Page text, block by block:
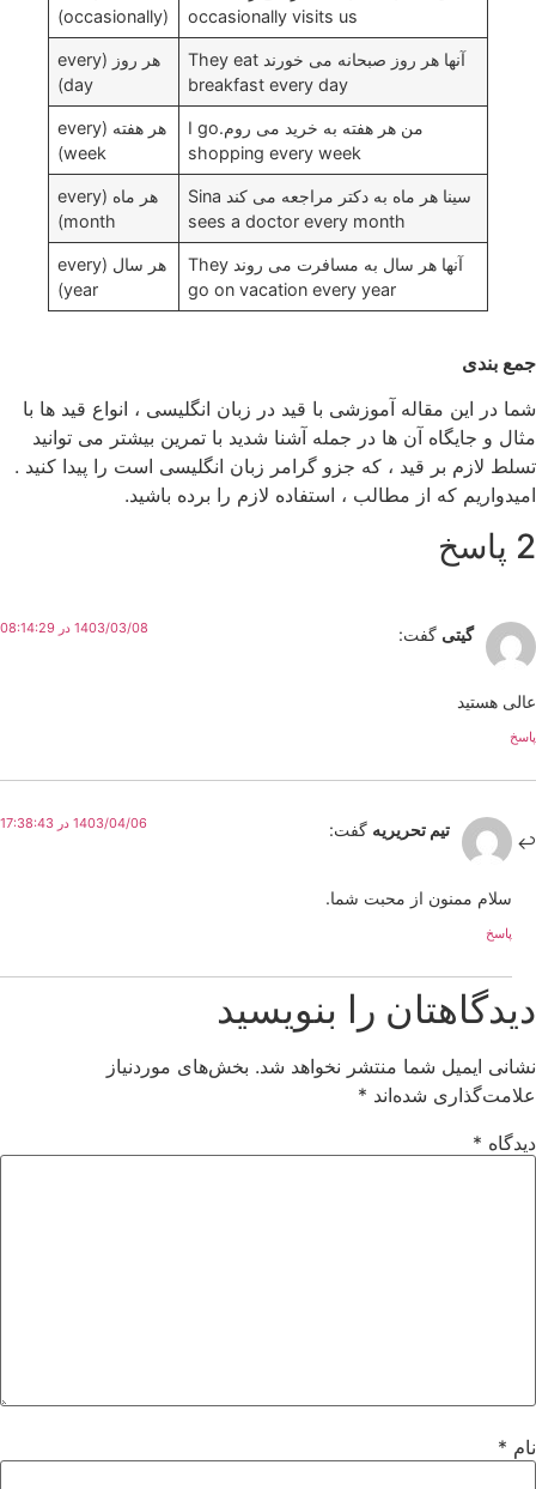
occasionally visits us
(occasionally)
آنها هر روز صبحانه می خورند They eat
breakfast every day
هر روز (every
day)
من هر هفته به خرید می روم.I go
shopping every week
هر هفته (every
week)
سینا هر ماه به دکتر مراجعه می کند Sina
sees a doctor every month
هر ماه (every
month)
آنها هر سال به مسافرت می روند They
go on vacation every year
هر سال (every
year)
جمع بندی
شما در این مقاله آموزشی با قید در زبان انگلیسی ، انواع قید ها با
مثال و جایگاه آن ها در جمله آشنا شدید با تمرین بیشتر می توانید
تسلط لازم بر قید ، که جزو گرامر زبان انگلیسی است را پیدا کنید .
امیدواریم که از مطالب ، استفاده لازم را برده باشید.
2 پاسخ
گیتی گفت: 1403/03/08 در 08:14:29
عالی هستید
پاسخ
تیم تحریریه گفت: 1403/04/06 در 17:38:43
سلام ممنون از محبت شما.
پاسخ
دیدگاهتان را بنویسید
نشانی ایمیل شما منتشر نخواهد شد. بخش‌های موردنیاز
علامت‌گذاری شده‌اند *
دیدگاه *
نام *